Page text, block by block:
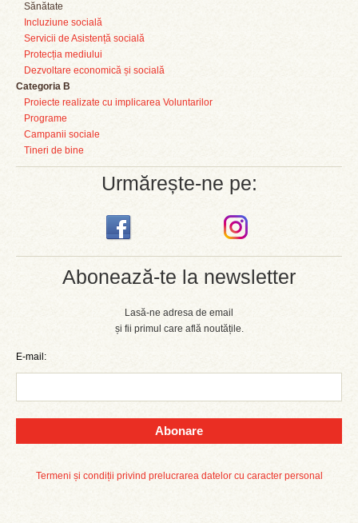
Sănătate
Incluziune socială
Servicii de Asistență socială
Protecția mediului
Dezvoltare economică și socială
Categoria B
Proiecte realizate cu implicarea Voluntarilor
Programe
Campanii sociale
Tineri de bine
Urmărește-ne pe:
Abonează-te la newsletter
Lasă-ne adresa de email
și fii primul care află noutățile.
E-mail:
Abonare
Termeni și condiții privind prelucrarea datelor cu caracter personal